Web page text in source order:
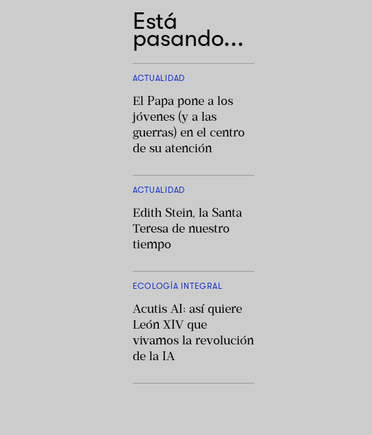
Está
pasando...
ACTUALIDAD
El Papa pone a los
jóvenes (y a las
guerras) en el centro
de su atención
ACTUALIDAD
Edith Stein, la Santa
Teresa de nuestro
tiempo
ECOLOGÍA INTEGRAL
Acutis AI: así quiere
León XIV que
vivamos la revolución
de la IA